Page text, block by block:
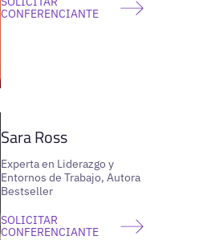
CONFERENCIANTE
Sara Ross
Experta en Liderazgo y
Entornos de Trabajo, Autora
Bestseller
SOLICITAR
CONFERENCIANTE